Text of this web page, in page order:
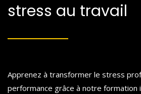
stress au travail
Apprenez à transformer le stress
performance grâce à notre formation